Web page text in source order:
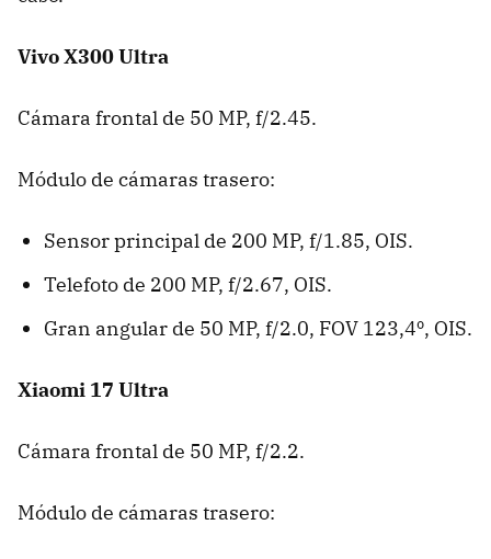
Vivo X300 Ultra
Cámara frontal de 50 MP, f/2.45.
Módulo de cámaras trasero:
Sensor principal de 200 MP, f/1.85, OIS.
Telefoto de 200 MP, f/2.67, OIS.
Gran angular de 50 MP, f/2.0, FOV 123,4º, OIS.
Xiaomi 17 Ultra
Cámara frontal de 50 MP, f/2.2.
Módulo de cámaras trasero: